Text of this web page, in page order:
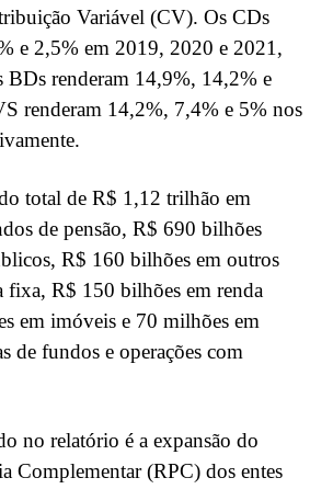
Variável (CV). Os CDs
e 2,5% em 2019, 2020 e 2021,
BDs renderam 14,9%, 14,2% e
renderam 14,2%, 7,4% e 5% nos
total de R$ 1,12 trilhão em
de pensão, R$ 690 bilhões
R$ 160 bilhões em outros
fixa, R$ 150 bilhões em renda
em imóveis e 70 milhões em
de fundos e operações com
no relatório é a expansão do
Complementar (RPC) dos entes